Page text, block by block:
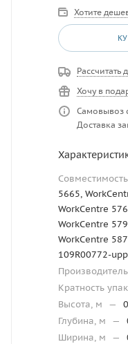
Хотите
Рассчитать
Хочу в
Самовывоз
Доставка
Совместимость
5665,
WorkCentre
WorkCentre
WorkCentre
109R00772-
Производитель
Кратность
Высота, м
—
Глубина, м
—
Ширина, м
—